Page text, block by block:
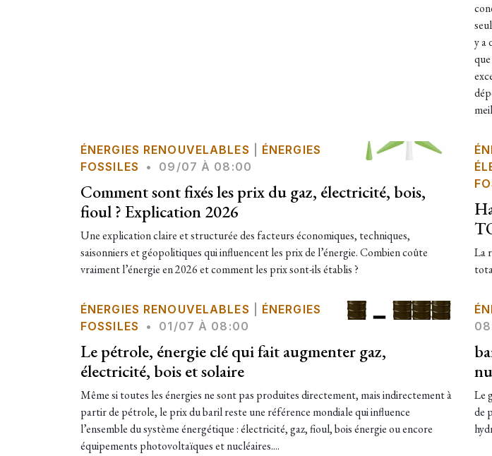
y a
ÉNERGIES RENOUVELABLES
ÉNERGIES
FOSSILES
• 09/07 À 08:00
Comment sont fixés les prix du gaz, électricité, bois,
fioul ? Explication 2026
Une explication claire et structurée des facteurs économiques, techniques,
saisonniers et géopolitiques qui influencent les prix de l’énergie. Combien coûte
vraiment l’énergie en 2026 et comment les prix sont-ils établis ?
La
ÉNERGIES RENOUVELABLES
ÉNERGIES
FOSSILES
• 01/07 À 08:00
Le pétrole, énergie clé qui fait augmenter gaz,
électricité, bois et solaire
Même si toutes les énergies ne sont pas produites directement, mais indirectement à
partir de pétrole, le prix du baril reste une référence mondiale qui influence
l’ensemble du système énergétique : électricité, gaz, fioul, bois énergie ou encore
équipements photovoltaïques et nucléaires....
Le
de